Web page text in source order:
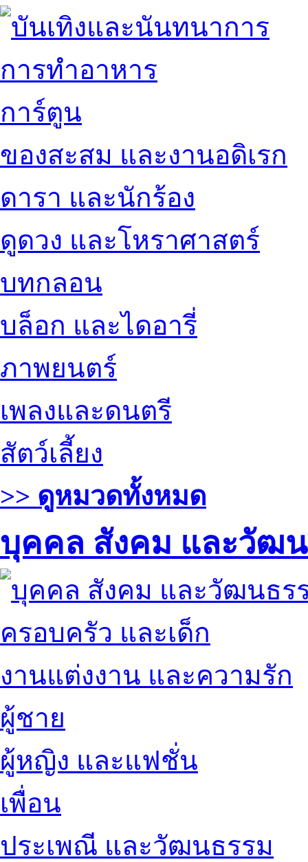
การทำอาหาร
การ์ตูน
ของสะสม และงานอดิเรก
ดารา และนักร้อง
ดูดวง และโหราศาสตร์
บทกลอน
บล็อก และไดอารี่
ภาพยนตร์
เพลงและดนตรี
สัตว์เลี้ยง
>> ดูหมวดทั้งหมด
บุคคล สังคม และวัฒ
ครอบครัว และเด็ก
งานแต่งงาน และความรัก
ผู้ชาย
ผู้หญิง และแฟชั่น
เพื่อน
ประเพณี และวัฒนธรรม